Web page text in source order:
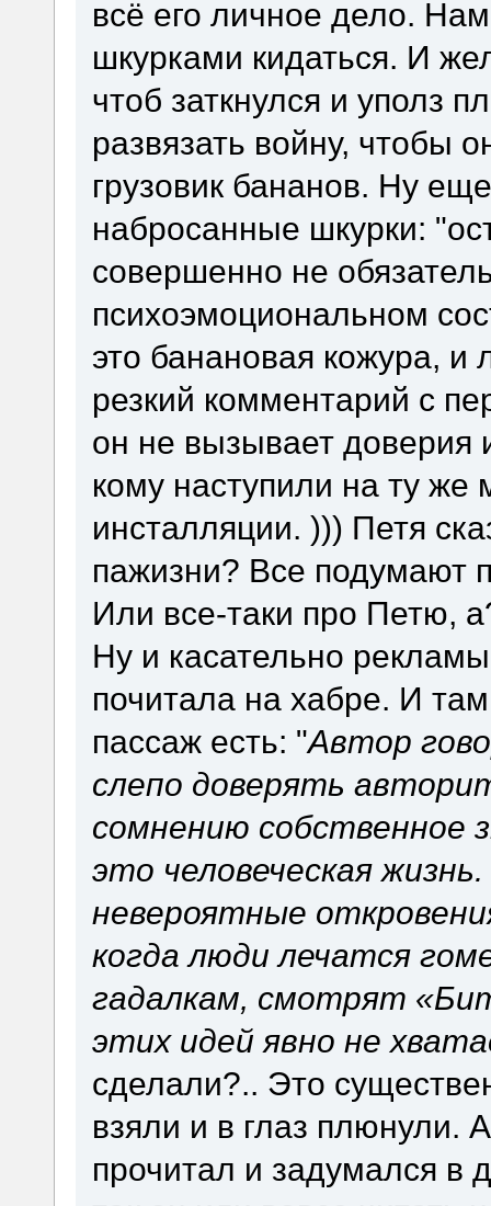
всё его личное дело.
шкурками кидаться. И
чтоб заткнулся и уполз
развязать войну, чтобы
грузовик бананов. Ну
набросанные шкурки:
совершенно не
психоэмоциональном
это банановая кожура, и
резкий комментарий с
он не вызывает доверия
кому наступили на ту же
инсталляции. ))) Петя
пажизни? Все подумают
Или все-таки про Петю,
Ну и касательно
почитала на хабре. И
пассаж есть: "Автор
слепо доверять
сомнению собственное
это человеческая
невероятные
когда люди лечатся
гадалкам, смотрят
этих идей явно не
сделали?.. Это
взяли и в глаз плюнули.
прочитал и задумался в